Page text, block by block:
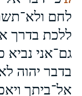
לחם
ללכת בדרך
גם־אני
בדבר יהוה
אל־ביתך